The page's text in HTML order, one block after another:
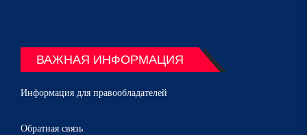
ВАЖНАЯ ИНФОРМАЦИЯ
Информация для правообладателей
Обратная связь